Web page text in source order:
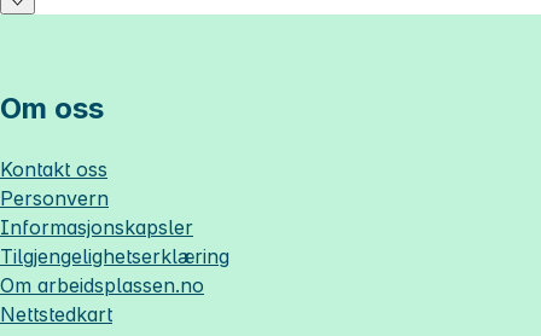
Om oss
Kontakt oss
Personvern
Informasjonskapsler
Tilgjengelighetserklæring
Om arbeidsplassen.no
Nettstedkart